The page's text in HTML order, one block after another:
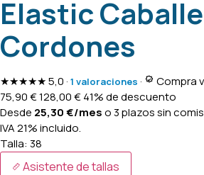
Elastic
Cordones
★★★★★5,0 · 1 valoraciones ·
Compra
75,90€128,00€41% de descuento
Desde 25,30€/meso 3 plazos sin
IVA 21% incluido.
Talla: 38
Asistente de tallas